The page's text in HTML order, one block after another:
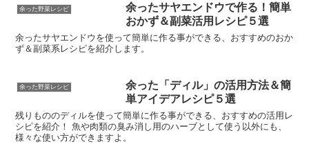
余った野菜レシピ
余ったサヤエンドウで作る！簡単
おかず＆副菜活用レシピ５選
余ったサヤエンドウを使って簡単に作る事ができる、おすすめのおか
ず＆副菜系レシピを紹介します。
余った野菜レシピ
余った「ディル」の活用方法＆簡
単アイデアレシピ５選
残りもののディルを使って簡単に作る事ができる、おすすめの活用レ
シピを紹介！ 魚や肉類の臭み消し用のハーブとして使う以外にも、
様々な使い方ができますよ。